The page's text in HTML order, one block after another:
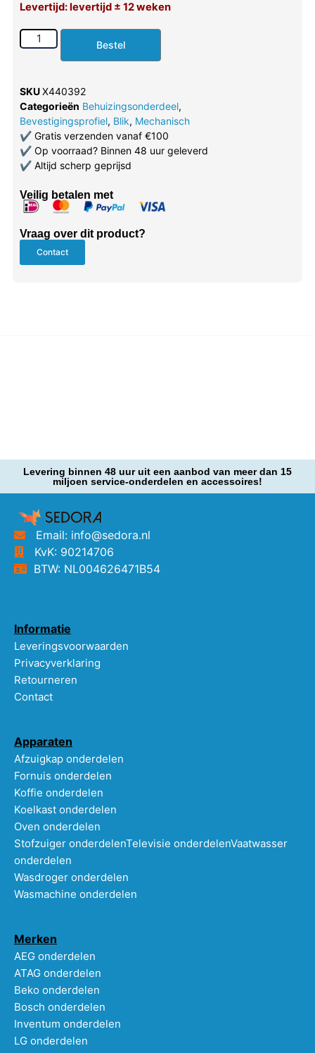
Levertijd: levertijd ± 12 weken
Bestel
SKUX440392
Categorieën Behuizingsonderdeel,
Bevestigingsprofiel, Blik, Mechanisch
✔Gratis verzenden vanaf €100
✔Op voorraad? Binnen 48 uur geleverd
✔Altijd scherp geprijsd
Veilig betalen met
Vraag over dit product?
Contact
Levering binnen 48 uur uit een aanbod van meer dan 15
miljoen service-onderdelen en accessoires!
Email: info@sedora.nl
KvK: 90214706
BTW: NL004626471B54
Informatie
Leveringsvoorwaarden
Privacyverklaring
Retourneren
Contact
Apparaten
Afzuigkap onderdelen
Fornuis onderdelen
Koffie onderdelen
Koelkast onderdelen
Oven onderdelen
Stofzuiger onderdelenTelevisie onderdelenVaatwasser
onderdelen
Wasdroger onderdelen
Wasmachine onderdelen
Merken
AEG onderdelen
ATAG onderdelen
Beko onderdelen
Bosch onderdelen
Inventum onderdelen
LG onderdelen